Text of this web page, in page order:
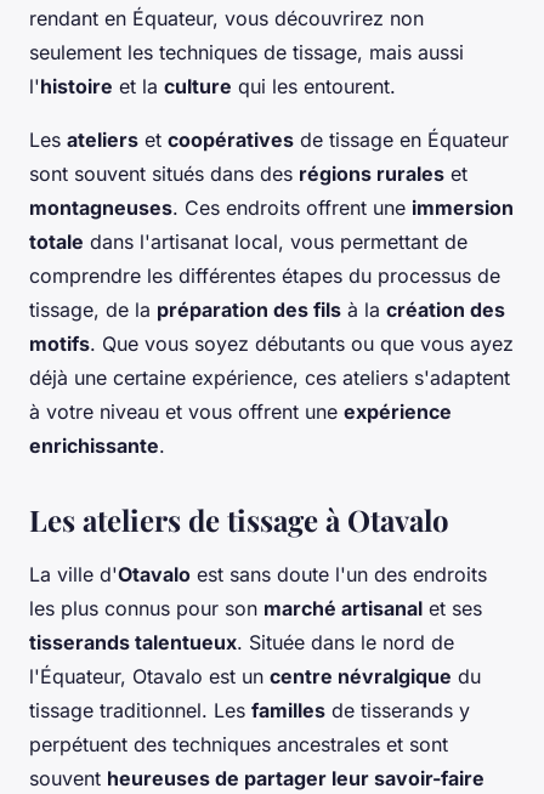
rendant en Équateur, vous découvrirez non
seulement les techniques de tissage, mais aussi
l'histoire et la culture qui les entourent.
Les ateliers et coopératives de tissage en Équateur
sont souvent situés dans des régions rurales et
montagneuses. Ces endroits offrent une immersion
totale dans l'artisanat local, vous permettant de
comprendre les différentes étapes du processus de
tissage, de la préparation des fils à la création des
motifs. Que vous soyez débutants ou que vous ayez
déjà une certaine expérience, ces ateliers s'adaptent
à votre niveau et vous offrent une expérience
enrichissante.
Les ateliers de tissage à Otavalo
La ville d'Otavalo est sans doute l'un des endroits
les plus connus pour son marché artisanal et ses
tisserands talentueux. Située dans le nord de
l'Équateur, Otavalo est un centre névralgique du
tissage traditionnel. Les familles de tisserands y
perpétuent des techniques ancestrales et sont
souvent heureuses de partager leur savoir-faire